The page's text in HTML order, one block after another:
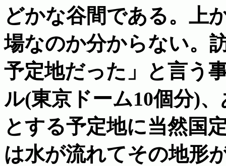
どかな谷間である。上
場なのか分からない。
予定地だった」と言う
ル(東京ドーム10個分)
とする予定地に当然国
は水が流れてその地形